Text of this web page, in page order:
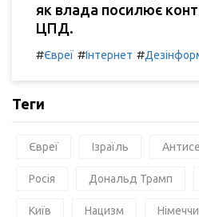
як влада посилює
ЦПД.
#Євреї #Інтернет #
Теги
Євреї Ізраїль
Росія Дональд Трамп
Київ Нацизм